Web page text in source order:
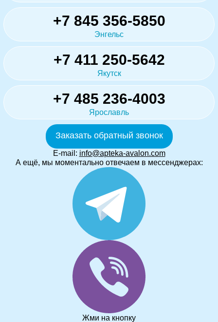
+7 845 356-5850
Энгельс
+7 411 250-5642
Якутск
+7 485 236-4003
Ярославль
Заказать обратный звонок
E-mail: info@apteka-avalon.com
А ещё, мы моментально отвечаем в мессенджерах:
Жми на кнопку